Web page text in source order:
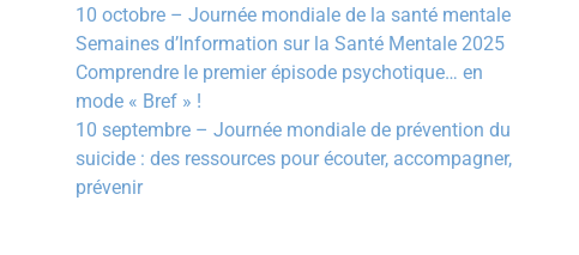
10 octobre – Journée mondiale de la santé mentale
Semaines d’Information sur la Santé Mentale 2025
Comprendre le premier épisode psychotique… en
mode « Bref » !
10 septembre – Journée mondiale de prévention du
suicide : des ressources pour écouter, accompagner,
prévenir